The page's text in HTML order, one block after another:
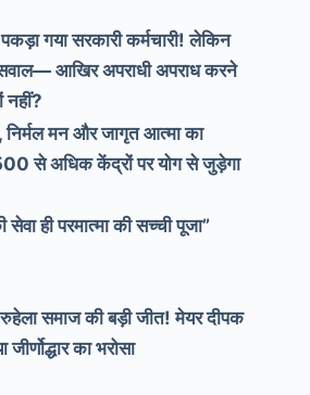
गया सरकारी कर्मचारी! लेकिन
आखिर अपराधी अपराध करने
नहीं?
निर्मल मन और जागृत आत्मा का
से अधिक केंद्रों पर योग से जुड़ेगा
सेवा ही परमात्मा की सच्ची पूजा”
समाज की बड़ी जीत! मेयर दीपक
जीर्णोद्धार का भरोसा